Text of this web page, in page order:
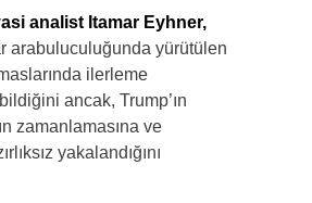
analist Itamar Eyhner,
arabuluculuğunda yürütülen
ilerleme
bildiğini ancak, Trump’ın
zamanlamasına ve
yakalandığını